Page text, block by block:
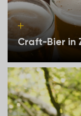
Craft-Bier in